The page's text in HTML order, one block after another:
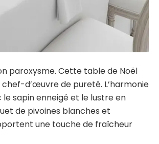
paroxysme. Cette table de Noël
d’œuvre de pureté. L’harmonie
sapin enneigé et le lustre en
de pivoines blanches et
une touche de fraîcheur